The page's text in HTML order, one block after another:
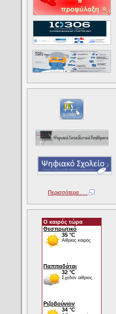
Περισσότερα . . .